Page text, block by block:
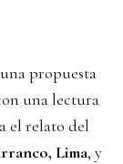
propuesta
una lectura
el relato del
Lima, y